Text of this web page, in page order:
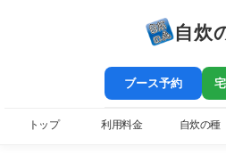
自炊
ブース予約
トップ 利用料金 自炊の種